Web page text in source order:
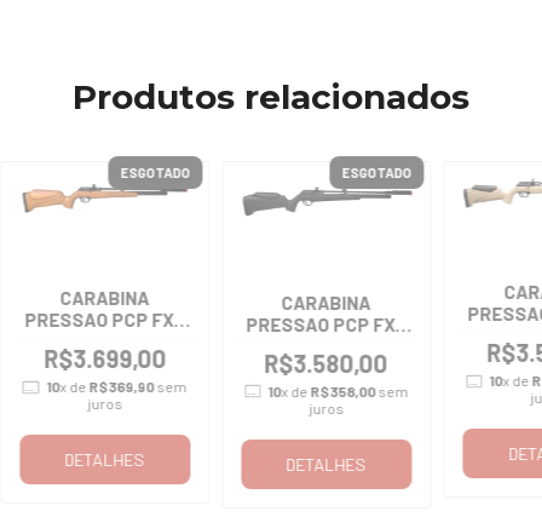
Produtos relacionados
ESGOTADO
CARABINA
PRESSAO PCP FXR
R$3.699,00
10x de R$369,90sem
juros
DETALHES
ESGOTADO
CARABINA
PRESSAO PCP FXR
R$3.580,00
10x de R$358,00sem
juros
DETALHES
10x de